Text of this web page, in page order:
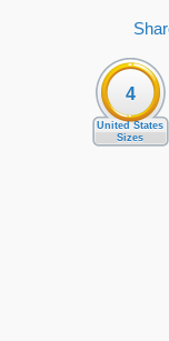
4
United States
Sizes